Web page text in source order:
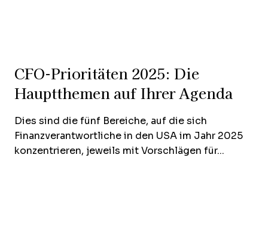
CFO-Prioritäten 2025: Die
Hauptthemen auf Ihrer Agenda
Dies sind die fünf Bereiche, auf die sich
Finanzverantwortliche in den USA im Jahr 2025
konzentrieren, jeweils mit Vorschlägen für...